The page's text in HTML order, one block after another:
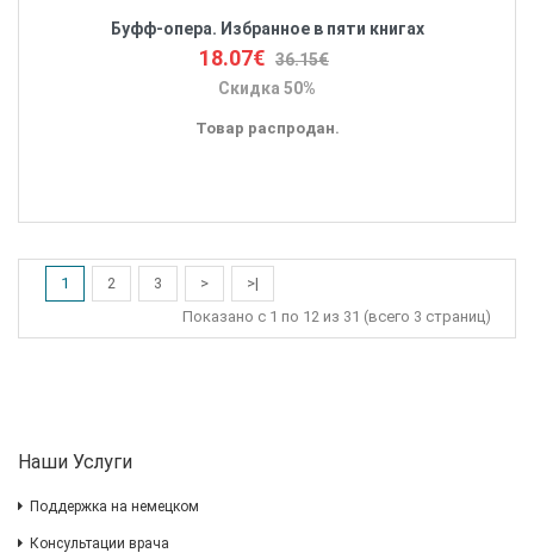
Буфф-опера. Избранное в пяти книгах
18.07€ 36.15€
Скидка 50%
Товар распродан.
1 2 3 >
>|
Показано с 1 по 12 из 31 (всего 3 страниц)
Наши Услуги
Поддержка на немецком
Консультации врача